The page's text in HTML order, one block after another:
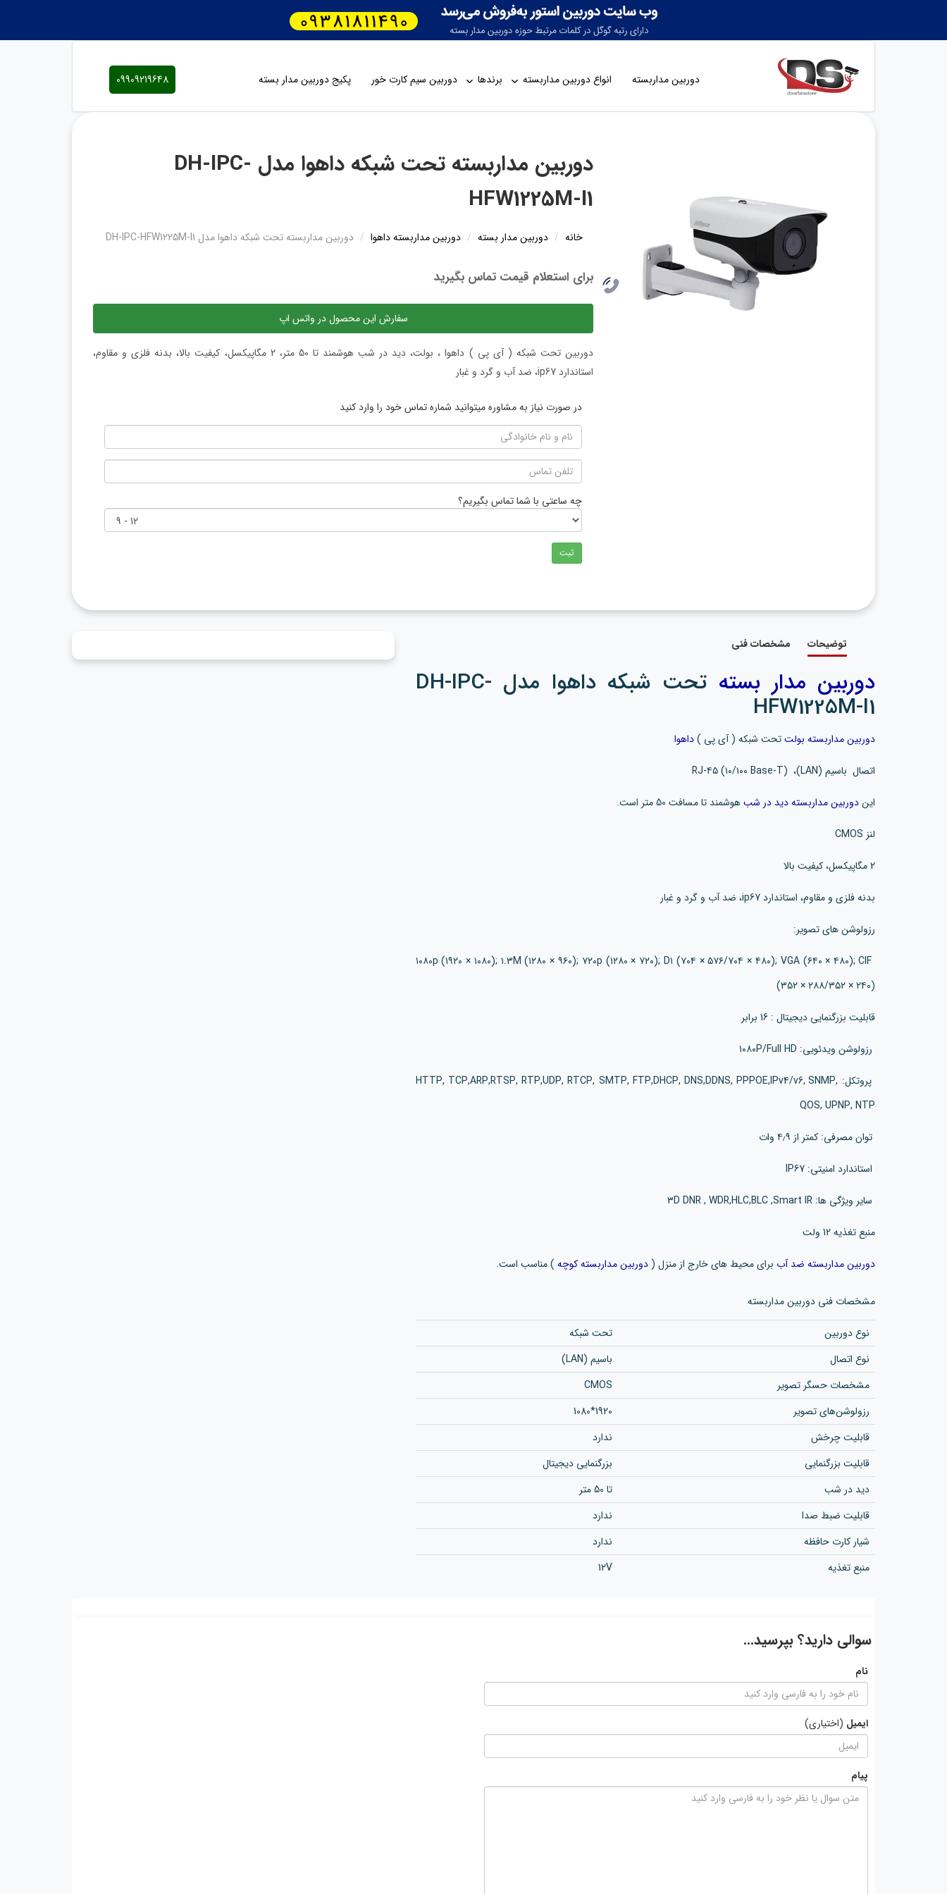
دوربین مداربسته انواع دوربین مداربسته برندها دوربین سیم کارت خور پکیج دوربین مدار بسته 09909219648
دوربین مداربسته تحت شبکه داهوا مدل DH-IPC-
HFW1225M-I1
خانه دوربین مدار بسته دوربین مداربسته داهوا دوربین مداربسته تحت شبکه داهوا مدل DH-IPC-HFW1225M-I1
برای استعلام قیمت تماس بگیرید
سفارش این محصول در واتس اپ
دوربین تحت شبکه ( آی پی ) داهوا ، بولت، دید در شب هوشمند تا 50 متر، 2 مگاپیکسل، کیفیت بالا، بدنه فلزی و مقاوم،
استاندارد ip67، ضد آب و گرد و غبار
در صورت نیاز به مشاوره میتوانید شماره تماس خود را وارد کنید
چه ساعتی با شما تماس بگیریم؟
ثبت
توضیحات مشخصات فنی
دوربین مدار بسته تحت شبکه داهوا مدل DH-IPC-
HFW1225M-I1
دوربین مداربسته بولتتحت شبکه ( آی پی )داهوا
اتصال باسیم (LAN)، RJ-۴۵ (۱۰/۱۰۰ Base-T)
ایندوربین مداربسته دید در شبهوشمند تا مسافت 50 متر است.
لنز CMOS
2 مگاپیکسل، کیفیت بالا
بدنه فلزی و مقاوم، استاندارد ip67، ضد آب و گرد و غبار
رزولوشن های تصویر:
۱۰۸۰p (۱۹۲۰ × ۱۰۸۰); ۱.۳M (۱۲۸۰ × ۹۶۰); ۷۲۰p (۱۲۸۰ × ۷۲۰); D۱ (۷۰۴ × ۵۷۶/۷۰۴ × ۴۸۰); VGA (۶۴۰ × ۴۸۰); CIF
(۳۵۲ × ۲۸۸/۳۵۲ × ۲۴۰)
قابلیت بزرگنمایی دیجیتال : 16 برابر
رزولوشن ویدئویی: ۱۰۸۰P/Full HD
پروتکل: HTTP, TCP,ARP,RTSP, RTP,UDP, RTCP, SMTP, FTP,DHCP, DNS,DDNS, PPPOE,IPv4/v6, SNMP,
QOS, UPNP, NTP
توان مصرفی: کمتر از ۴٫۹ وات
استاندارد امنیتی: IP67
سایر ویژگی ها: ۳D DNR , WDR,HLC,BLC ,Smart IR
منبع تغذیه 12 ولت
دوربین مداربسته ضد آب برای محیط های خارج از منزل ( دوربین مداربسته کوچه ) مناسب است.
مشخصات فنی دوربین مداربسته
نوع دوربین
تحت شبکه
نوع اتصال
باسیم (LAN)
مشخصات حسگر تصویر
CMOS
رزولوشن‌های تصویر
1920*1080
قابلیت چرخش
ندارد
قابلیت بزرگنمایی
بزرگنمایی دیجیتال
دید در شب
تا 50 متر
قابلیت ضبط صدا
ندارد
شیار کارت حافظه
ندارد
منبع تغذیه
12V
سوالی دارید؟ بپرسید...
نام
ایمیل (اختیاری)
پیام